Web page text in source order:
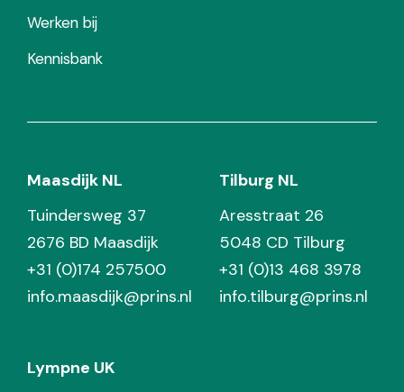
Werken bij
Kennisbank
Maasdijk NL
Tuindersweg 37
2676 BD Maasdijk
+31 (0)174 257500
info.maasdijk@prins.nl
Tilburg NL
Aresstraat 26
5048 CD Tilburg
+31 (0)13 468 3978
info.tilburg@prins.nl
Lympne UK